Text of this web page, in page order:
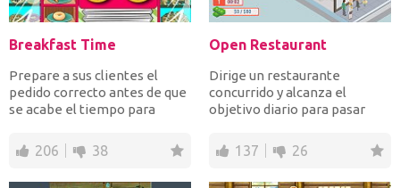
Breakfast Time
Prepare a sus clientes el
pedido correcto antes de que
se acabe el tiempo para
206 38
Open Restaurant
Dirige un restaurante
concurrido y alcanza el
objetivo diario para pasar
137 26